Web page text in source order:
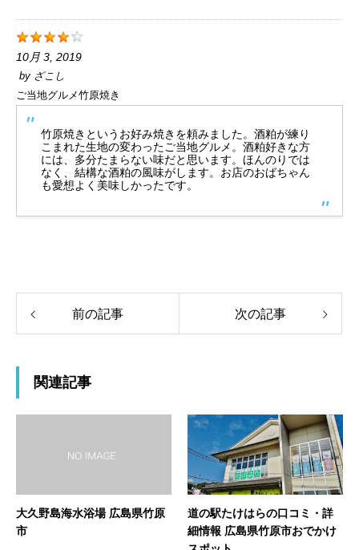
10月 3, 2019
by ざこし
ご当地グルメ竹原焼き
竹原焼きというお好み焼きを頼みました。酒粕が練り
こまれた生地の変わったご当地グルメ。酒粕好きな方
には、多分たまらない味だと思います。ほんのりでは
なく、結構な酒粕の風味がします。お店のおばちゃん
も愛想よく美味しかったです。
前の記事 次の記事
関連記事
大久野島海水浴場 広島県竹原
市
道の駅たけはらの口コミ・詳
細情報 広島県竹原市おでかけ